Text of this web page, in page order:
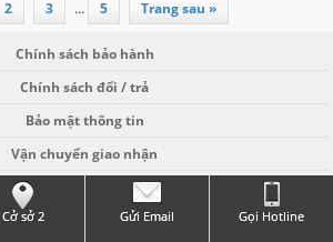
2 3 … 5 Trang sau »
Chính sách bảo hành
Chính sách đổi / trả
Bảo mật thông tin
Vận chuyển giao nhận
Hình thức thanh toán
Cở sở 2 Gửi Email Gọi Hotline